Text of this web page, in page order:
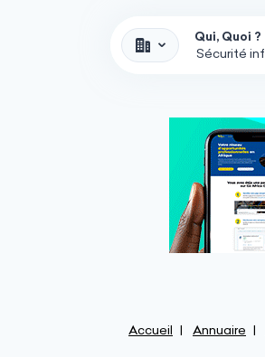
Qui, Quoi ?
Accueil Annuaire